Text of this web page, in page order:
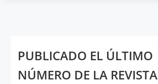
PUBLICADO EL ÚLTIMO
NÚMERO DE LA REVISTA